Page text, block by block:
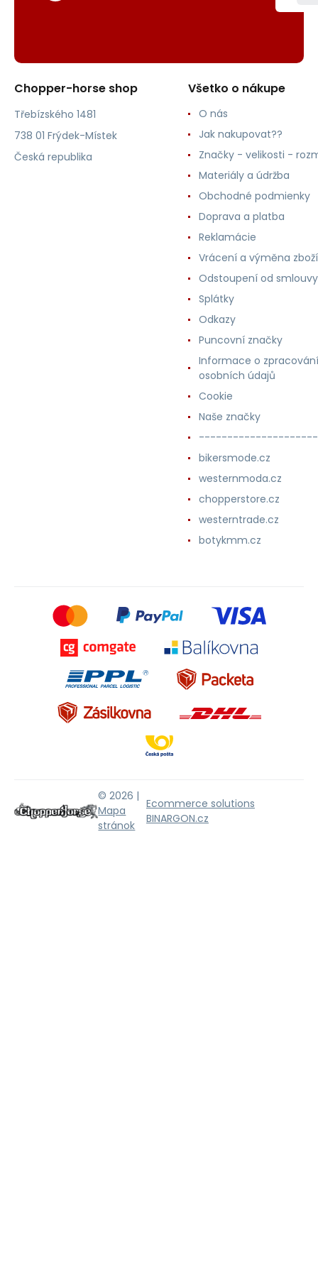
Chopper-horse shop
Třebízského 1481
738 01 Frýdek-Místek
Česká republika
Všetko o nákupe
O nás
Jak nakupovat??
Značky - velikosti -
Materiály a údržba
Obchodné podmienky
Doprava a platba
Reklamácie
Vrácení a výměna zboží
Odstoupení od smlouvy
Splátky
Odkazy
Puncovní značky
Informace o zpracování
osobních údajů
Cookie
Naše značky
bikersmode.cz
westernmoda.cz
chopperstore.cz
westerntrade.cz
botykmm.cz
© 2026 |
Mapa
stránok
Ecommerce solutions
BINARGON.cz